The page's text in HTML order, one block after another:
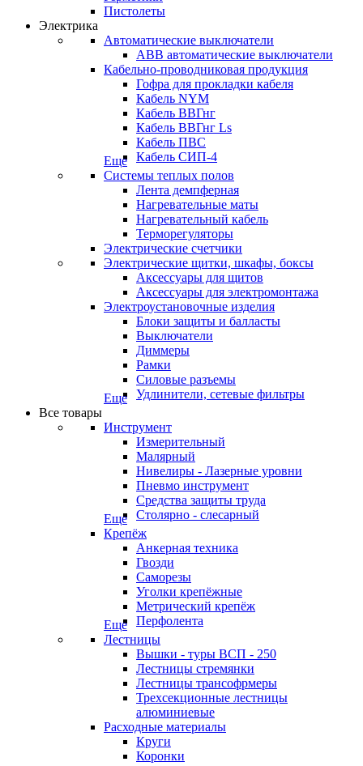
Пистолеты
Электрика
Автоматические выключатели
ABB автоматические выключатели
Кабельно-проводниковая продукция
Гофра для прокладки кабеля
Кабель NYM
Кабель ВВГнг
Кабель ВВГнг Ls
Кабель ПВС
Кабель СИП-4
Еще
Системы теплых полов
Лента демпферная
Нагревательные маты
Нагревательный кабель
Терморегуляторы
Электрические счетчики
Электрические щитки, шкафы, боксы
Аксессуары для щитов
Аксессуары для электромонтажа
Электроустановочные изделия
Блоки защиты и балласты
Выключатели
Диммеры
Рамки
Силовые разъемы
Удлинители, сетевые фильтры
Еще
Все товары
Инструмент
Измерительный
Малярный
Нивелиры - Лазерные уровни
Пневмо инструмент
Средства защиты труда
Столярно - слесарный
Еще
Крепёж
Анкерная техника
Гвозди
Саморезы
Уголки крепёжные
Метрический крепёж
Перфолента
Еще
Лестницы
Вышки - туры ВСП - 250
Лестницы стремянки
Лестницы трансофрмеры
Трехсекционные лестницы
алюминиевые
Расходные материалы
Круги
Коронки